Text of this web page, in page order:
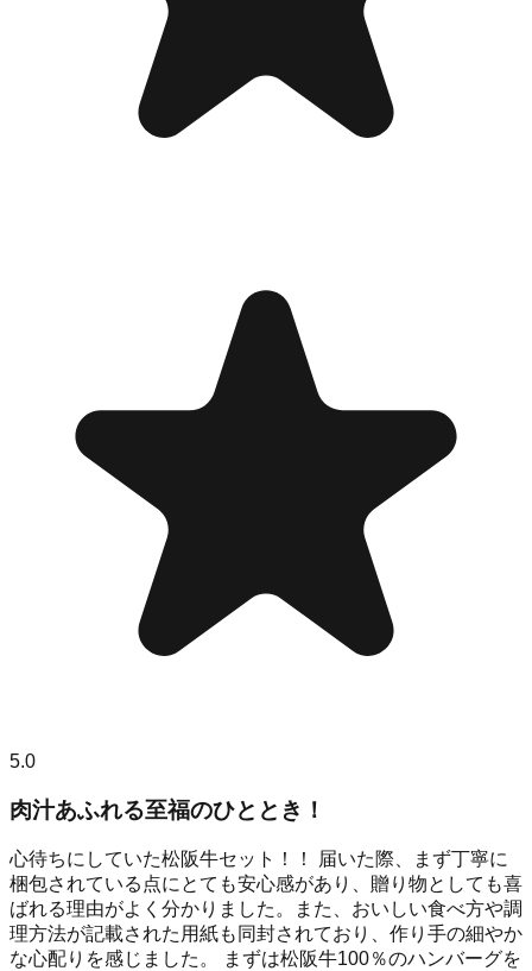
5.0
肉汁あふれる至福のひととき！
心待ちにしていた松阪牛セット！！ 届いた際、まず丁寧に
梱包されている点にとても安心感があり、贈り物としても喜
ばれる理由がよく分かりました。また、おいしい食べ方や調
理方法が記載された用紙も同封されており、作り手の細やか
な心配りを感じました。 まずは松阪牛100％のハンバーグを